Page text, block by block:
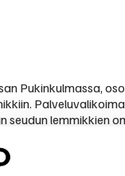
Pukinkulmassa,
seudun lemmikkien